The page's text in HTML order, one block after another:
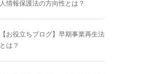
人情報保護法の方向性とは？
【お役立ちブログ】早期事業再生法
とは？